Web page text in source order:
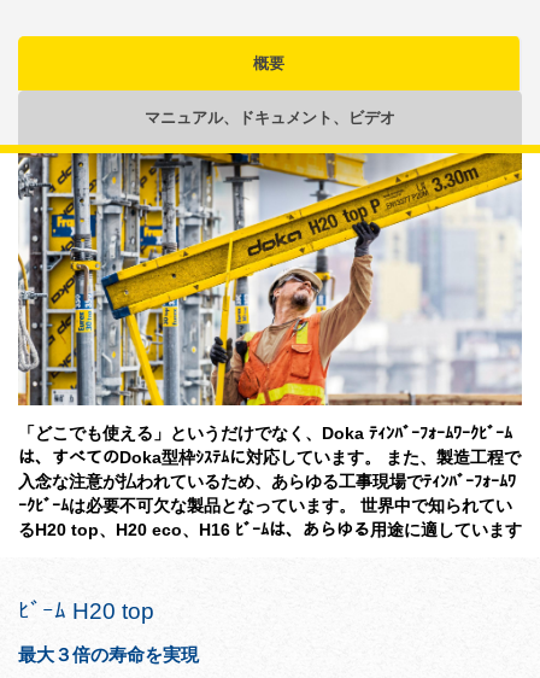
概要
マニュアル、ドキュメント、ビデオ
「どこでも使える」というだけでなく、Doka ﾃｨﾝﾊﾞｰﾌｫｰﾑﾜｰｸﾋﾞｰﾑ
は、すべてのDoka型枠ｼｽﾃﾑに対応しています。 また、製造工程で
入念な注意が払われているため、あらゆる工事現場でﾃｨﾝﾊﾞｰﾌｫｰﾑﾜ
ｰｸﾋﾞｰﾑは必要不可欠な製品となっています。 世界中で知られてい
るH20 top、H20 eco、H16 ﾋﾞｰﾑは、あらゆる用途に適しています
ﾋﾞｰﾑ H20 top
最大３倍の寿命を実現